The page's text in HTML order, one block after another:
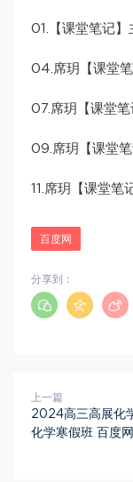
01.【课堂笔记
04.席玥【课堂
07.席玥【课堂
09.席玥【课堂
11.席玥【课堂笔
百度网
分享到：
上一篇
2024高三高展化
化学寒假班 百度